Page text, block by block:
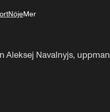
NöjeMer
Navalnyjs,